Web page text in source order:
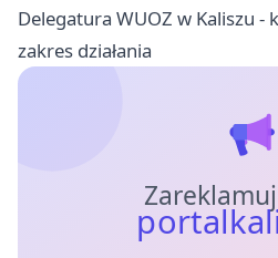
Delegatura WUOZ w Kaliszu -
zakres działania